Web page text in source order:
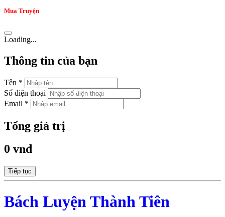
Mua Truyện
Loading...
Thông tin của bạn
Tên *
Số điện thoại
Email *
Tổng giá trị
0 vnđ
Tiếp tục
Bách Luyện Thành Tiên